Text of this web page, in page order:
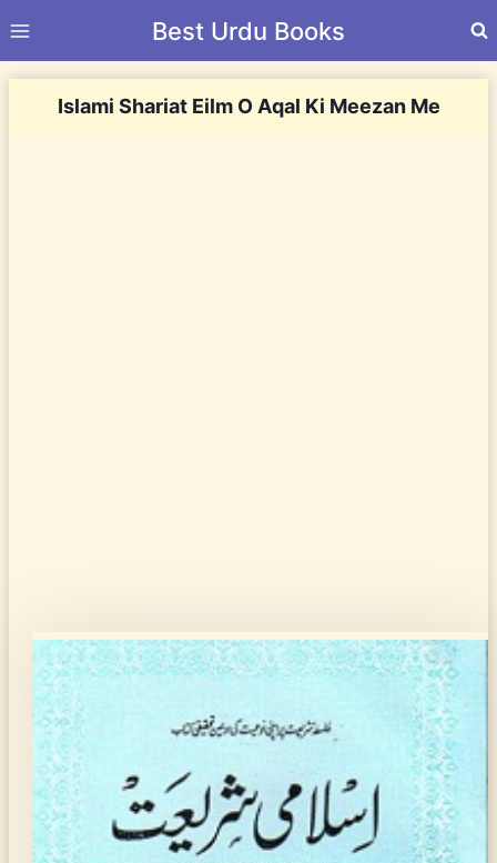
to
Best Urdu Books
Islami Shariat Eilm O Aqal Ki Meezan Me